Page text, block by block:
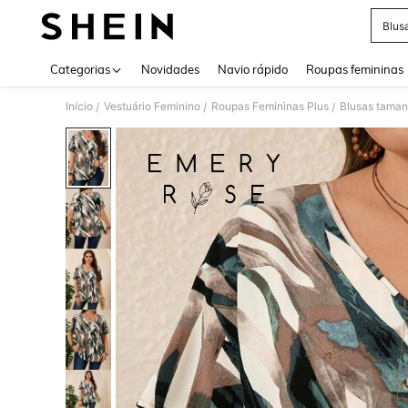
Categorias Novidades Navio rápido Roupas femininas
Início / Vestuário Feminino / Roupas Femininas Plus / Blusas